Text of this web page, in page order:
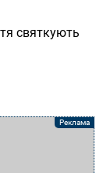
святкують